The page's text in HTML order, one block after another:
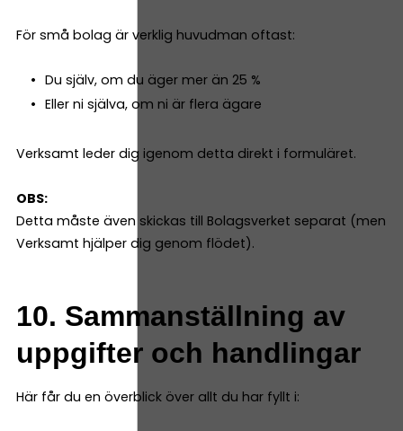
För små bolag är verklig huvudman oftast:
Du själv, om du äger mer än 25 %
Eller ni själva, om ni är flera ägare
Verksamt leder dig igenom detta direkt i formuläret.
OBS:
Detta måste även skickas till Bolagsverket separat (men
Verksamt hjälper dig genom flödet).
10. Sammanställning av
uppgifter och handlingar
Här får du en överblick över allt du har fyllt i: